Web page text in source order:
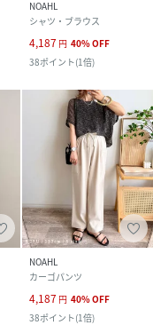
NOAHL
シャツ・ブラウス
4,187 円 40%OFF
38ポイント(1倍)
NOAHL
カーゴパンツ
4,187 円 40%OFF
38ポイント(1倍)